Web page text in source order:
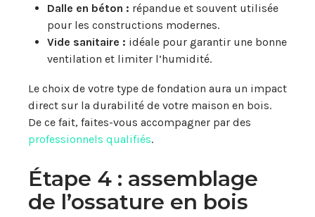
Dalle en béton : répandue et souvent utilisée
pour les constructions modernes.
Vide sanitaire : idéale pour garantir une bonne
ventilation et limiter l’humidité.
Le choix de votre type de fondation aura un impact
direct sur la durabilité de votre maison en bois.
De ce fait, faites-vous accompagner par des
professionnels qualifiés.
Étape 4 : assemblage
de l’ossature en bois